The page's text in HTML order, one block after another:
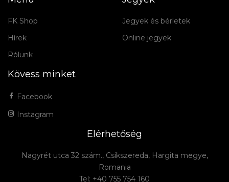
FK Shop
Hírek
Rólunk
Jegyek és bérletek
Online jegyek
Kövess minket
Facebook
Instagram
Elérhetőség
Nagyrét utca 32 szám., Csíkszereda, Hargita megye,
Romania
Tel: +40 755 754 160